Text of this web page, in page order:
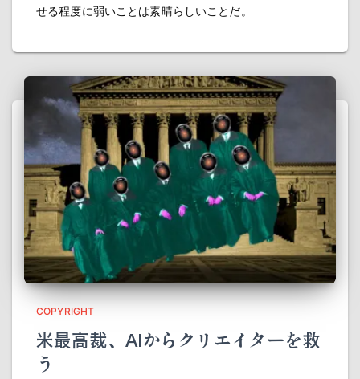
せる程度に弱いことは素晴らしいことだ。
COPYRIGHT
米最高裁、AIからクリエイターを救
う